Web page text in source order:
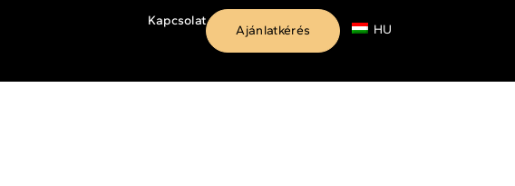
Kapcsolat
Ajánlatkérés HU